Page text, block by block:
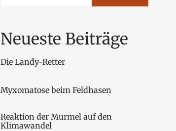
Neueste Beiträge
Die Landy-Retter
Myxomatose beim Feldhasen
Reaktion der Murmel auf den
Klimawandel